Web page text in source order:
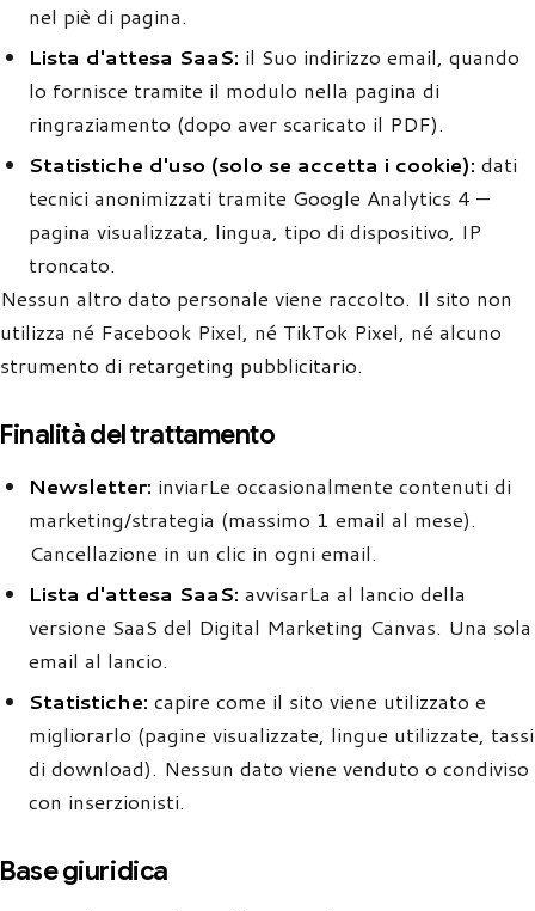
nel piè di pagina.
Lista d'attesa SaaS: il Suo indirizzo email, quando
lo fornisce tramite il modulo nella pagina di
ringraziamento (dopo aver scaricato il PDF).
Statistiche d'uso (solo se accetta i cookie): dati
tecnici anonimizzati tramite Google Analytics 4 —
pagina visualizzata, lingua, tipo di dispositivo, IP
troncato.
Nessun altro dato personale viene raccolto. Il sito non
utilizza né Facebook Pixel, né TikTok Pixel, né alcuno
strumento di retargeting pubblicitario.
Finalità del trattamento
Newsletter: inviarLe occasionalmente contenuti di
marketing/strategia (massimo 1 email al mese).
Cancellazione in un clic in ogni email.
Lista d'attesa SaaS: avvisarLa al lancio della
versione SaaS del Digital Marketing Canvas. Una sola
email al lancio.
Statistiche: capire come il sito viene utilizzato e
migliorarlo (pagine visualizzate, lingue utilizzate, tassi
di download). Nessun dato viene venduto o condiviso
con inserzionisti.
Base giuridica